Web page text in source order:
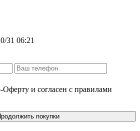
31 06:21
и согласен с правилами
покупки